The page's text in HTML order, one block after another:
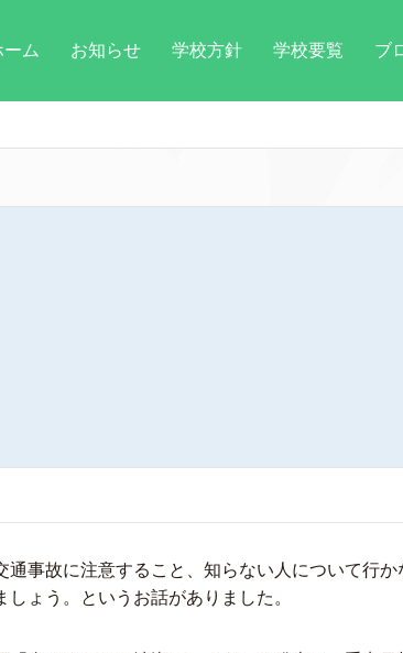
ーム お知らせ 学校方針 学校要覧 ブ
事故に注意すること、知らない人について行か
ょう。というお話がありました。